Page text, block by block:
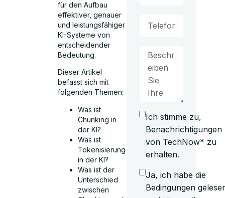
für den Aufbau
effektiver, genauer
und leistungsfähiger
KI-Systeme von
entscheidender
Bedeutung.
Dieser Artikel
befasst sich mit
folgenden Themen:
Was ist
Chunking in
der KI?
Was ist
Tokenisierung
in der KI?
Was ist der
Unterschied
zwischen
Ich stimme zu,
Benachrichtigungen
von TechNow* zu
erhalten.
Ja, ich habe die
Bedingungen